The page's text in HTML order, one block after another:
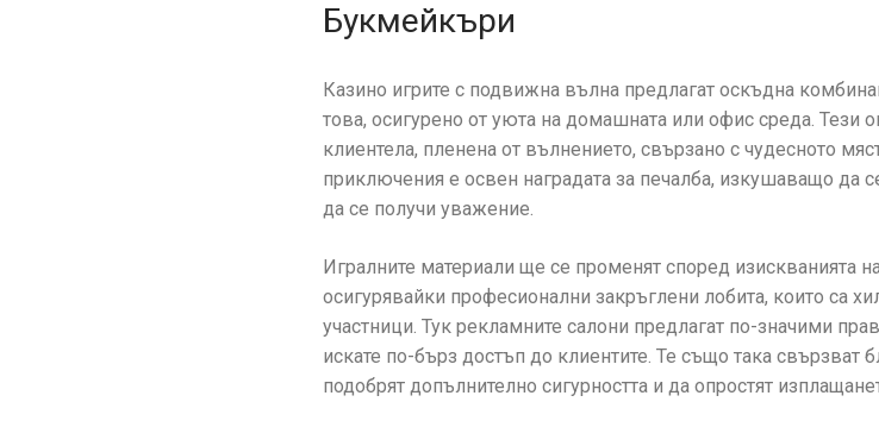
Букмейкъри
Казино игрите с подвижна вълна предлагат оскъдна
това, осигурено от уюта на домашната или офис среда. Тези
клиентела, пленена от вълнението, свързано с чудесното
приключения е освен наградата за печалба, изкушаващо да
да се получи уважение.
Игралните материали ще се променят според изискванията
осигурявайки професионални закръглени лобита, които са
участници. Тук рекламните салони предлагат по-значими
искате по-бърз достъп до клиентите. Те също така свързват
подобрят допълнително сигурността и да опростят